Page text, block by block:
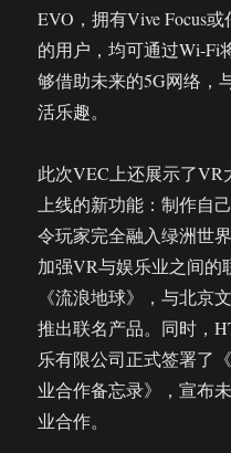
EVO，拥有Vive Focus
的用户，均可通过Wi-Fi
够借助未来的5G网络，
活乐趣。
此次VEC上还展示了
上线的新功能：制作自
令玩家完全融入绿洲世
加强VR与娱乐业之间的
《流浪地球》，与北京
推出联名产品。同时，
乐有限公司正式签署了
业合作备忘录》，宣布
业合作。